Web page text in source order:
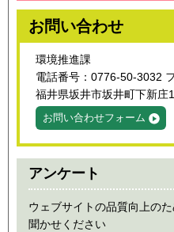
お問い合わせ
環境推進課
電話番号：0776-50-3032
福井県坂井市坂井町下新庄
お問い合わせフォーム
アンケート
ウェブサイトの品質向上の
聞かせください